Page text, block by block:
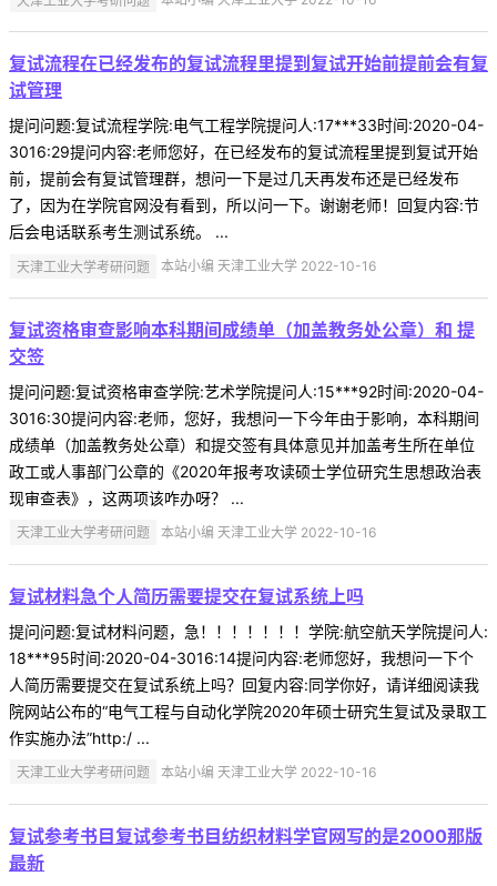
复试流程在已经发布的复试流程里提到复试开始前提前会有复
试管理
提问问题:复试流程学院:电气工程学院提问人:17***33时间:2020-04-
3016:29提问内容:老师您好，在已经发布的复试流程里提到复试开始
前，提前会有复试管理群，想问一下是过几天再发布还是已经发布
了，因为在学院官网没有看到，所以问一下。谢谢老师！回复内容:节
后会电话联系考生测试系统。 ...
天津工业大学考研问题 本站小编 天津工业大学 2022-10-16
复试资格审查影响本科期间成绩单（加盖教务处公章）和 提
交签
提问问题:复试资格审查学院:艺术学院提问人:15***92时间:2020-04-
3016:30提问内容:老师，您好，我想问一下今年由于影响，本科期间
成绩单（加盖教务处公章）和提交签有具体意见并加盖考生所在单位
政工或人事部门公章的《2020年报考攻读硕士学位研究生思想政治表
现审查表》，这两项该咋办呀？ ...
天津工业大学考研问题 本站小编 天津工业大学 2022-10-16
复试材料急个人简历需要提交在复试系统上吗
提问问题:复试材料问题，急！！！！！！！学院:航空航天学院提问人:
18***95时间:2020-04-3016:14提问内容:老师您好，我想问一下个
人简历需要提交在复试系统上吗？回复内容:同学你好，请详细阅读我
院网站公布的“电气工程与自动化学院2020年硕士研究生复试及录取工
作实施办法”http:/ ...
天津工业大学考研问题 本站小编 天津工业大学 2022-10-16
复试参考书目复试参考书目纺织材料学官网写的是2000那版
最新